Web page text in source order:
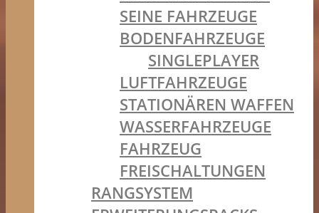
SEINE FAHRZEUGE
BODENFAHRZEUGE
SINGLEPLAYER
LUFTFAHRZEUGE
STATIONÄREN WAFFEN
WASSERFAHRZEUGE
FAHRZEUG
FREISCHALTUNGEN
RANGSYSTEM